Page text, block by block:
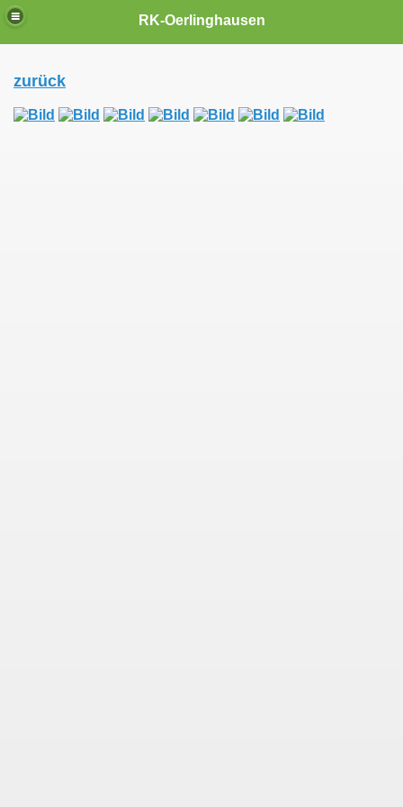
RK-Oerlinghausen
zurück